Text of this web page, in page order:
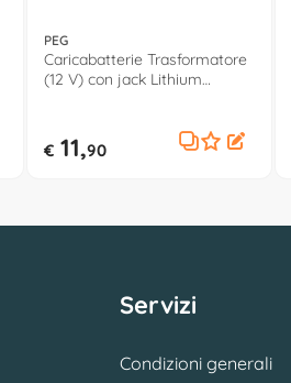
PEG
Caricabatterie Trasformatore
(12 V) con jack Lithium
€11,90
Servizi
Condizioni generali